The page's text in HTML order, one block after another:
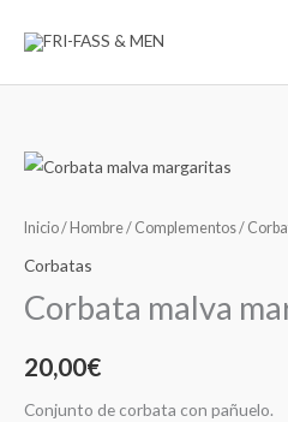
Inicio/ Hombre/ Complementos/
Corbatas
Corbata malva
20,00€
Conjunto de corbata con pañuelo.